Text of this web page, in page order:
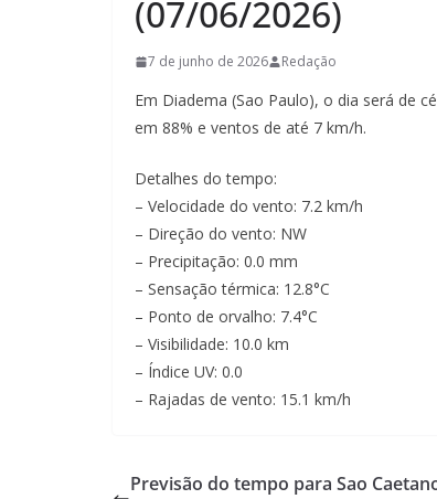
(07/06/2026)
7 de junho de 2026 Redação
Em Diadema (Sao Paulo), o dia será de
em 88% e ventos de até 7 km/h.
Detalhes do tempo:
– Velocidade do vento: 7.2 km/h
– Direção do vento: NW
– Precipitação: 0.0 mm
– Sensação térmica: 12.8°C
– Ponto de orvalho: 7.4°C
– Visibilidade: 10.0 km
– Índice UV: 0.0
– Rajadas de vento: 15.1 km/h
Previsão do tempo para Sao